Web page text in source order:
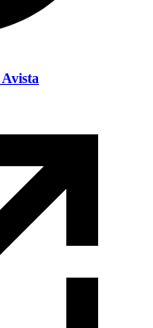
Avista